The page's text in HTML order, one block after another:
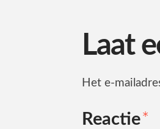
Laat
Het e-
Reactie*